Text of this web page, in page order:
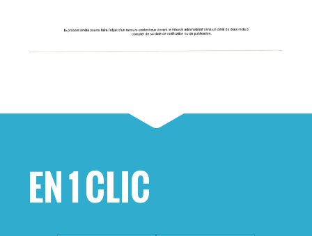
EN 1 CLIC